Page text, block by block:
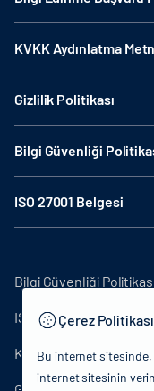
KVKK Aydınlatma
Gizlilik Politikası
Bilgi Güvenliği
ISO 27001 Belgesi
Bilgi Güvenliği
ISO27001
KVKK Aydınlatma
Çerez Politikası
Bu internet sitesinde,
internet sitesinin